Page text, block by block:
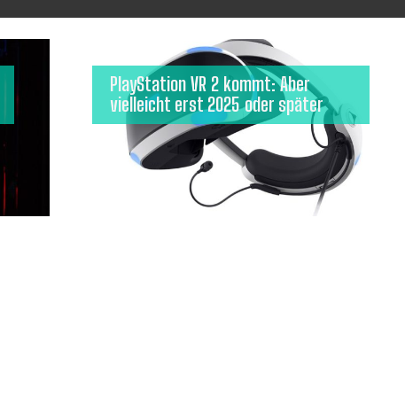
PlayStation VR 2 kommt: Aber
vielleicht erst 2025 oder später